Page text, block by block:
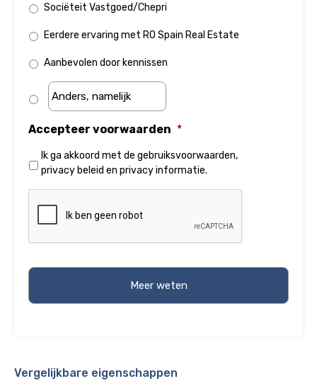
Sociëteit Vastgoed/Chepri
Eerdere ervaring met RO Spain Real Estate
Aanbevolen door kennissen
Accepteer voorwaarden *
Ik ga akkoord met de gebruiksvoorwaarden,
privacy beleid en privacy informatie.
Vergelijkbare eigenschappen